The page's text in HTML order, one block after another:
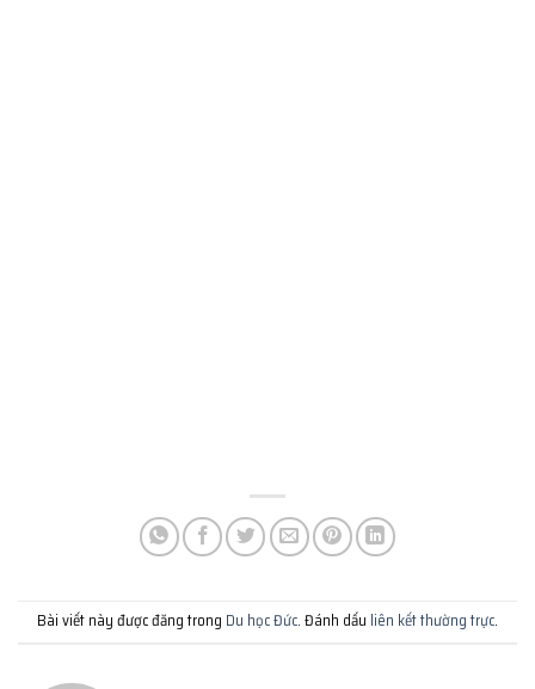
Bài viết này được đăng trong Du học Đức. Đánh dấu liên kết thường trực.